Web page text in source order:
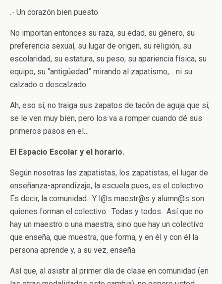
.- Un corazón bien puesto.
No importan entonces su raza, su edad, su género, su
preferencia sexual, su lugar de origen, su religión, su
escolaridad, su estatura, su peso, su apariencia física, su
equipo, su “antigüedad” mirando al zapatismo,… ni su
calzado o descalzado.
Ah, eso sí, no traiga sus zapatos de tacón de aguja que sí,
se le ven muy bien, pero los va a romper cuando dé sus
primeros pasos en el…
El Espacio Escolar y el horario.
Según nosotras las zapatistas, los zapatistas, el lugar de
enseñanza-aprendizaje, la escuela pues, es el colectivo.
Es decir, la comunidad. Y l@s maestr@s y alumn@s son
quienes forman el colectivo. Todas y todos. Así que no
hay un maestro o una maestra, sino que hay un colectivo
que enseña, que muestra, que forma, y en él y con él la
persona aprende y, a su vez, enseña.
Así que, al asistir al primer día de clase en comunidad (en